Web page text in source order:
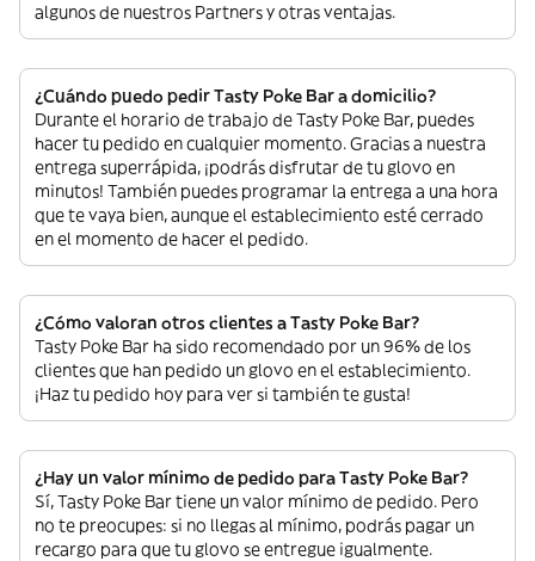
algunos de nuestros Partners y otras ventajas.
¿Cuándo puedo pedir Tasty Poke Bar a domicilio?
Durante el horario de trabajo de Tasty Poke Bar, puedes
hacer tu pedido en cualquier momento. Gracias a nuestra
entrega superrápida, ¡podrás disfrutar de tu glovo en
minutos! También puedes programar la entrega a una hora
que te vaya bien, aunque el establecimiento esté cerrado
en el momento de hacer el pedido.
¿Cómo valoran otros clientes a Tasty Poke Bar?
Tasty Poke Bar ha sido recomendado por un 96% de los
clientes que han pedido un glovo en el establecimiento.
¡Haz tu pedido hoy para ver si también te gusta!
¿Hay un valor mínimo de pedido para Tasty Poke Bar?
Sí, Tasty Poke Bar tiene un valor mínimo de pedido. Pero
no te preocupes: si no llegas al mínimo, podrás pagar un
recargo para que tu glovo se entregue igualmente.